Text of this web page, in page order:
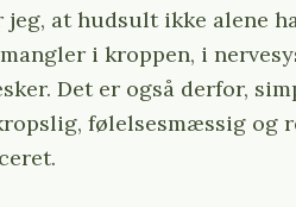
jeg, at hudsult ikke alene
i kroppen, i
Det er også derfor,
følelsesmæssig og